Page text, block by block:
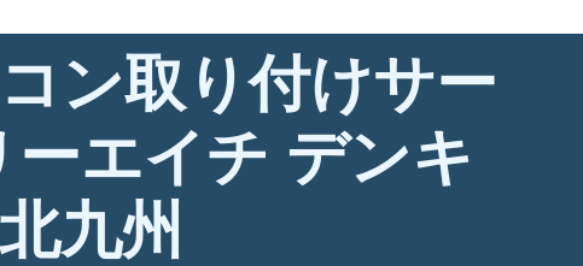
ン取り付けサー
エイチ デンキ
北九州